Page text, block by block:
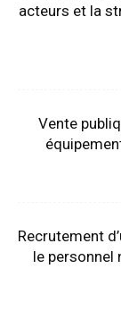
acteurs et la
Vente
Recrutement
le personnel